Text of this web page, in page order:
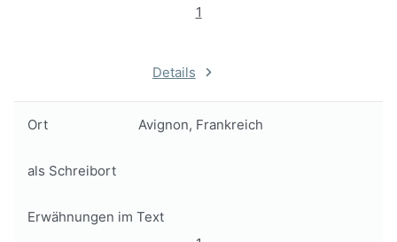
1
Details
Ort Avignon, Frankreich
als Schreibort
Erwähnungen im Text